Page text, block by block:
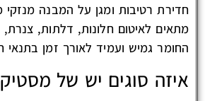
חדירת רטיבות ומגן על המבנה מנזקי
מתאים לאיטום חלונות, דלתות, צנרת,
החומר גמיש ועמיד לאורך זמן בתנאי
איזה סוגים יש של